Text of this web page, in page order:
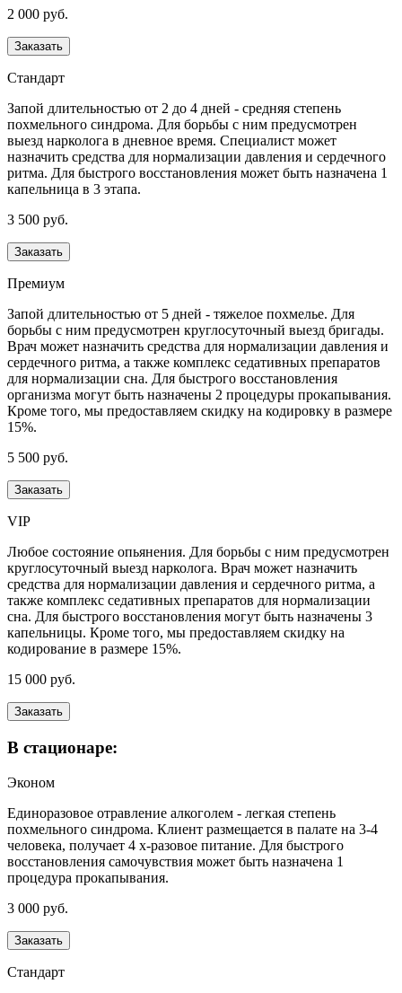
2 000 руб.
Заказать
Стандарт
Запой длительностью от 2 до 4 дней - средняя степень
похмельного синдрома. Для борьбы с ним предусмотрен
выезд нарколога в дневное время. Специалист может
назначить средства для нормализации давления и сердечного
ритма. Для быстрого восстановления может быть назначена 1
капельница в 3 этапа.
3 500 руб.
Заказать
Премиум
Запой длительностью от 5 дней - тяжелое похмелье. Для
борьбы с ним предусмотрен круглосуточный выезд бригады.
Врач может назначить средства для нормализации давления и
сердечного ритма, а также комплекс седативных препаратов
для нормализации сна. Для быстрого восстановления
организма могут быть назначены 2 процедуры прокапывания.
Кроме того, мы предоставляем скидку на кодировку в размере
15%.
5 500 руб.
Заказать
VIP
Любое состояние опьянения. Для борьбы с ним предусмотрен
круглосуточный выезд нарколога. Врач может назначить
средства для нормализации давления и сердечного ритма, а
также комплекс седативных препаратов для нормализации
сна. Для быстрого восстановления могут быть назначены 3
капельницы. Кроме того, мы предоставляем скидку на
кодирование в размере 15%.
15 000 руб.
Заказать
В стационаре:
Эконом
Единоразовое отравление алкоголем - легкая степень
похмельного синдрома. Клиент размещается в палате на 3-4
человека, получает 4 х-разовое питание. Для быстрого
восстановления самочувствия может быть назначена 1
процедура прокапывания.
3 000 руб.
Заказать
Стандарт